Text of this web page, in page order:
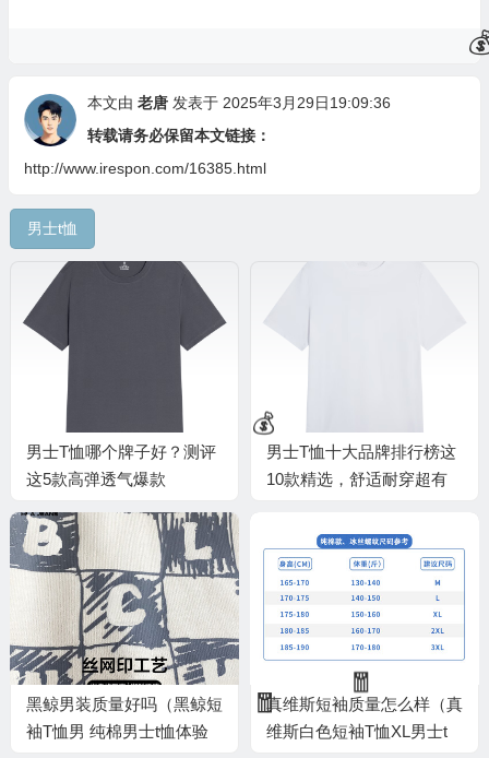
本文由 老唐发表于 2025年3月29日19:09:36
转载请务必保留本文链接：
http://www.irespon.com/16385.html
男士t恤
男士T恤哪个牌子好？测评
这5款高弹透气爆款
男士T恤十大品牌排行榜这
10款精选，舒适耐穿超有
黑鲸男装质量好吗（黑鲸短
袖T恤男 纯棉男士t恤体验
真维斯短袖质量怎么样（真
维斯白色短袖T恤XL男士t
🎁
🎁